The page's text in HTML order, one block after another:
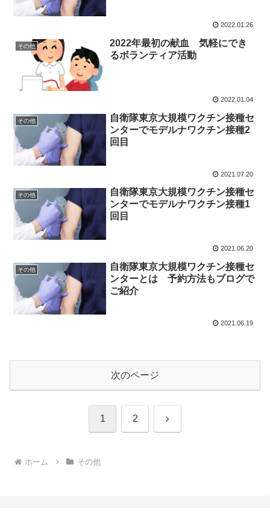
2022.01.26
その他
2022年最初の献血 気軽にでき
るボランティア活動
2022.01.04
その他
自衛隊東京大規模ワクチン接種セ
ンターでモデルナワクチン接種2
回目
2021.07.20
その他
自衛隊東京大規模ワクチン接種セ
ンターでモデルナワクチン接種1
回目
2021.06.20
その他
自衛隊東京大規模ワクチン接種セ
ンターとは 予約方法もブログで
ご紹介
2021.06.19
次のページ
1 2 次
ホーム その他